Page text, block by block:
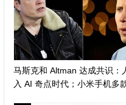
马斯克和 Altman 达成共识：
入 AI 奇点时代；小米手机多